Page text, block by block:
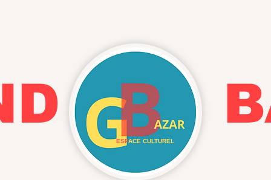
ESPACE CULTUREL